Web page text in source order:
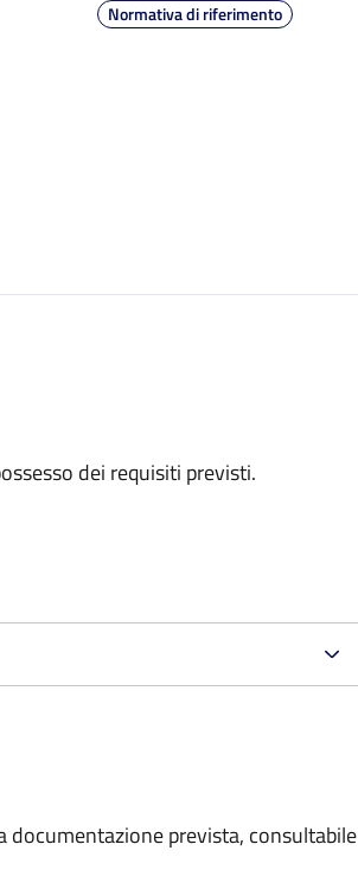
Normativa di riferimento
dei requisiti previsti.
prevista, consultabile